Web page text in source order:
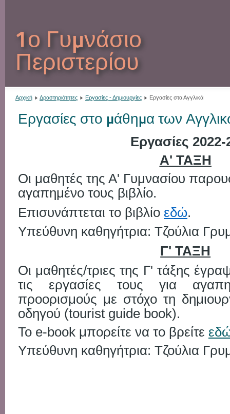
1ο Γυμνάσιο
Περιστερίου
Αρχική Δραστηριότητες Εργασίες - Δημιουργίες Εργασίες στα Αγγλικά
Εργασίες στο μάθημα των
Εργασίες 2022-
Α' ΤΑΞΗ
Οι μαθητές της Α' Γυμνασίου
αγαπημένο τους βιβλίο.
Επισυνάπτεται το βιβλίο εδώ.
Υπεύθυνη καθηγήτρια: Τζούλια
Γ' ΤΑΞΗ
Οι μαθητές/τριες της Γ' τάξης
τις εργασίες τους για
προορισμούς με στόχο τη
οδηγού (tourist guide book).
Το e-book μπορείτε να το βρείτε
Υπεύθυνη καθηγήτρια: Τζούλια